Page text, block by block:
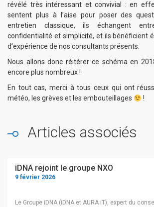
révélé très intéressant et convivial : en
sentent plus à l’aise pour poser des
entretien classique, ils échangent
confidentialité et simplicité, et ils bénéficient
d’expérience de nos consultants présents.
Nous allons donc réitérer ce schéma en
encore plus nombreux !
En tout cas, merci à tous ceux qui ont
météo, les grèves et les embouteillages
!
Articles associés
iDNA rejoint le groupe NXO
9 février 2026
Le Groupe iDNA (iDNA et AURA iT), expert du